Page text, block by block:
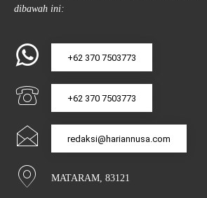
dibawah ini:
+62 370 7503773
+62 370 7503773
redaksi@hariannusa.com
MATARAM, 83121